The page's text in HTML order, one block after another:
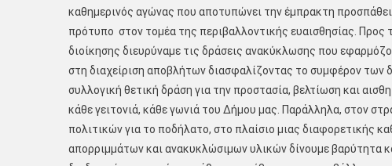
καθημερινός αγώνας που αποτυπώνει την έμπρακτη
πρότυπο στον τομέα της περιβαλλοντικής ευαισθησίας.
διοίκησης διευρύναμε τις δράσεις ανακύκλωσης που
στη διαχείριση αποβλήτων διασφαλίζοντας το συμφέρον των
συλλογική θετική δράση για την προστασία, βελτίωση και
κάθε γειτονιά, κάθε γωνιά του Δήμου μας. Παράλληλα, στον
πολιτικών για το ποδήλατο, στο πλαίσιο μιας διαφορετικής
απορριμμάτων και ανακυκλώσιμων υλικών δίνουμε βαρύτητα